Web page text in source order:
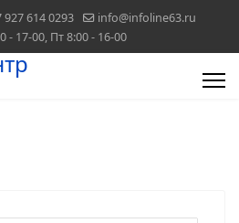
927 614 0293
info@infoline63.ru
- 17-00, Пт 8:00 - 16-00